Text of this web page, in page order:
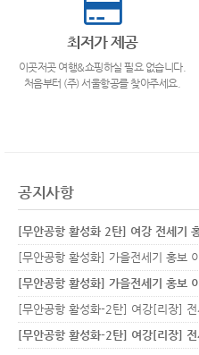
최저가 제공
이곳저곳 여행&쇼핑하실 필요 없습니다.
처음부터 (주) 서울항공를 찾아주세요.
공지사항
[무안공항 활성화 2탄] 여강 전세기
[무안공항 활성화] 가을전세기 홍보
[무안공항 활성화] 가을전세기 홍보
[무안공항 활성화-2탄] 여강[리장]
[무안공항 활성화-2탄] 여강[리장]